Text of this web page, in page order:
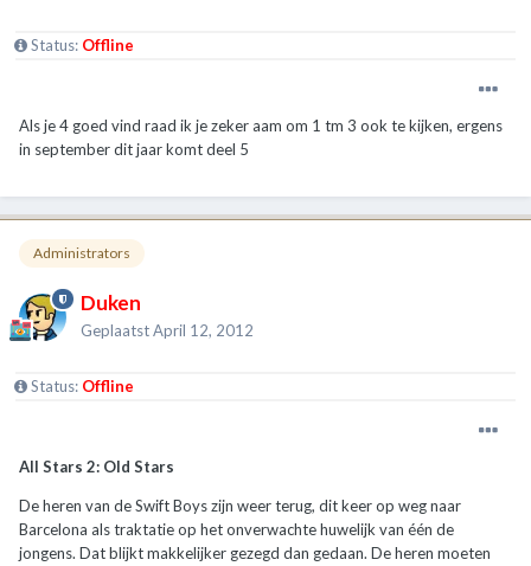
Status: Offline
Als je 4 goed vind raad ik je zeker aam om 1 tm 3 ook te kijken, ergens
in september dit jaar komt deel 5
Administrators
Duken
GeplaatstApril 12, 2012
Status: Offline
All Stars 2: Old Stars
De heren van de Swift Boys zijn weer terug, dit keer op weg naar
Barcelona als traktatie op het onverwachte huwelijk van één de
jongens. Dat blijkt makkelijker gezegd dan gedaan. De heren moeten